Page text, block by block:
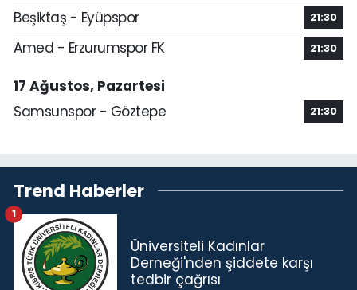
Beşiktaş - Eyüpspor 21:30
Amed - Erzurumspor FK 21:30
17 Ağustos, Pazartesi
Samsunspor - Göztepe
21:30
Trend Haberler
Üniversiteli Kadınlar
Derneği'nden şiddete karşı
tedbir çağrısı
1